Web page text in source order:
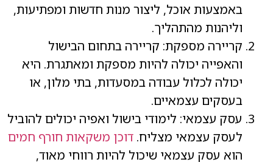
באמצעות אוכל, ליצור מנות חדשות ומפתיעות,
וליהנות מהתהליך.
קריירה מספקת: קריירה בתחום הבישול
והאפייה יכולה להיות מספקת ומאתגרת. היא
יכולה לכלול עבודה במסעדות, בתי מלון, או
בעסקים עצמאיים.
עסק עצמאי: לימודי בישול ואפיה יכולים להוביל
לעסק עצמאי מצליח. דוכן משקאות חורף חמים
הוא עסק עצמאי שיכול להיות רווחי מאוד,